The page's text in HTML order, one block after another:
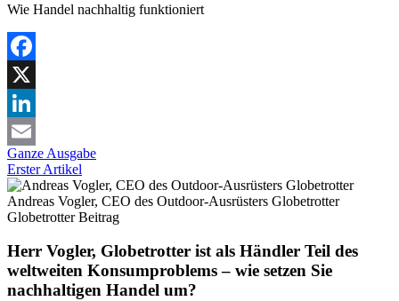
Wie Handel nachhaltig funktioniert
Facebook
X
LinkedIn
Email
Ganze Ausgabe
Erster Artikel
Andreas Vogler, CEO des Outdoor-Ausrüsters Globetrotter
GlobetrotterBeitrag
Herr Vogler, Globetrotter ist als Händler Teil des
weltweiten Konsumproblems – wie setzen Sie
nachhaltigen Handel um?